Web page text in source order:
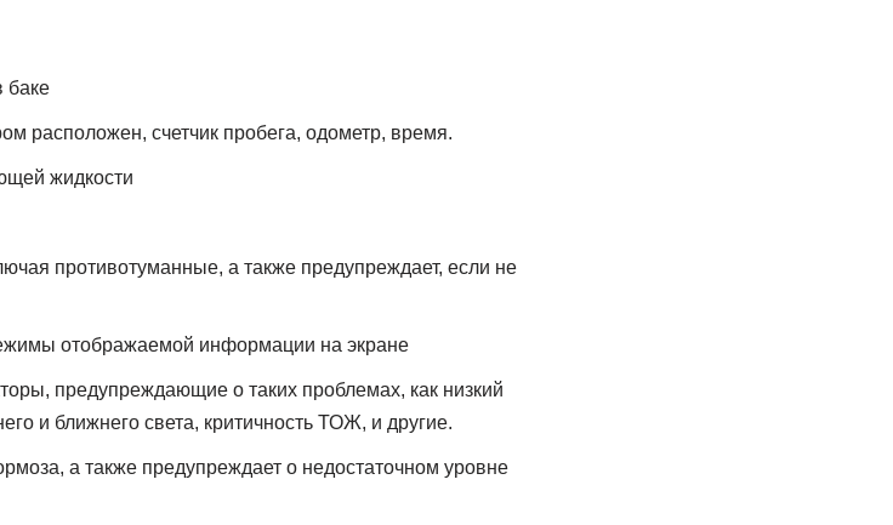
баке
расположен, счетчик пробега, одометр, время.
жидкости
противотуманные, а также предупреждает, если не
отображаемой информации на экране
предупреждающие о таких проблемах, как низкий
и ближнего света, критичность ТОЖ, и другие.
а также предупреждает о недостаточном уровне